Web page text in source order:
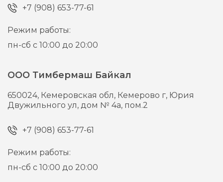
+7 (908) 653-77-61
Режим работы:
пн-сб с 10:00 до 20:00
ООО Тимбермаш Байкал
650024, Кемеровская обл, Кемерово г, Юрия
Двужильного ул, дом № 4а, пом.2
+7 (908) 653-77-61
Режим работы:
пн-сб с 10:00 до 20:00